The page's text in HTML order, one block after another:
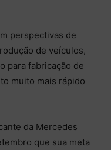
perspectivas de
de veículos,
para fabricação de
muito mais rápido
da Mercedes
que sua meta